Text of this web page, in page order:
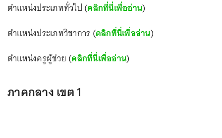
ตำแหน่งประเภททั่วไป (คลิกที่นี่เพื่ออ่าน)
ตำแหน่งประเภทวิชาการ (คลิกที่นี่เพื่ออ่าน)
ตำแหน่งครูผู้ช่วย (คลิกที่นี่เพื่ออ่าน)
ภาคกลาง เขต 1